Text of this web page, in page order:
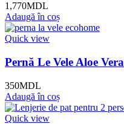
1,770MDL
Adaugă în coș
Quick view
Pernă Le Vele Aloe Vera
350MDL
Adaugă în coș
Quick view